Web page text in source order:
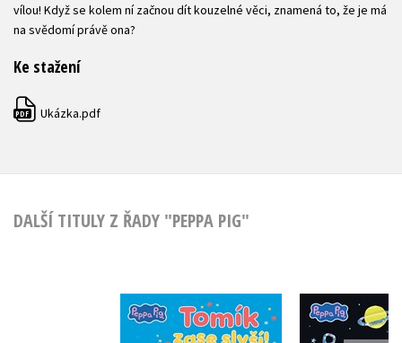
vílou! Když se kolem ní začnou dít kouzelné věci, znamená to, že je má
na svědomí právě ona?
Ke stažení
PDF Ukázka.pdf
DALŠÍ TITULY Z ŘADY "PEPPA PIG"
Peppa Pig - Tomík
Peppa